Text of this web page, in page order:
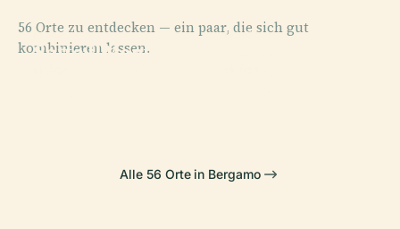
56 Orte zu entdecken — ein paar, die sich gut
kombinieren lassen.
PLACE
Sotto Il Monte
PLACE
Alle 56 Orte in Bergamo